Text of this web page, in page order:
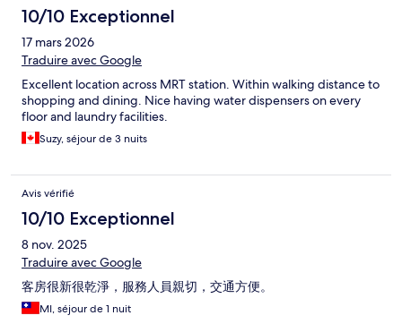
10/10 Exceptionnel
17 mars 2026
Traduire avec Google
Excellent location across MRT station. Within walking distance to
shopping and dining. Nice having water dispensers on every
floor and laundry facilities.
Suzy, séjour de 3 nuits
Avis vérifié
10/10 Exceptionnel
8 nov. 2025
Traduire avec Google
客房很新很乾淨，服務人員親切，交通方便。
MI, séjour de 1 nuit